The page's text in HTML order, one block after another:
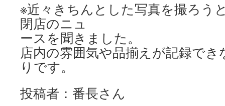
※近々きちんとした写真を撮ろう
閉店のニュ
ースを聞きました。
店内の雰囲気や品揃えが記録で
りです。
投稿者：番長さん